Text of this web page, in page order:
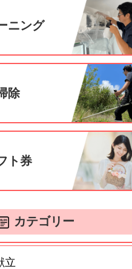
ニング
除
ト券
カテゴリー
立